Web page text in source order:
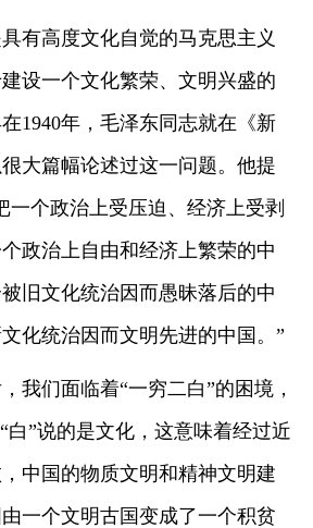
高度文化自觉的马克思主义
设一个文化繁荣、文明兴盛的
1940年，毛泽东同志就在《新
大篇幅论述过这一问题。他提
一个政治上受压迫、经济上受剥
政治上自由和经济上繁荣的中
旧文化统治因而愚昧落后的中
化统治因而文明先进的中国。”
们面临着“一穷二白”的困境，
白”说的是文化，这意味着经过近
中国的物质文明和精神文明建
一个文明古国变成了一个积贫